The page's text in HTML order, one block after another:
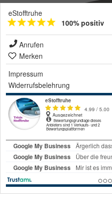
eStofftruhe
100% positiv
Anrufen
Merken
Impressum
Widerrufsbelehrung